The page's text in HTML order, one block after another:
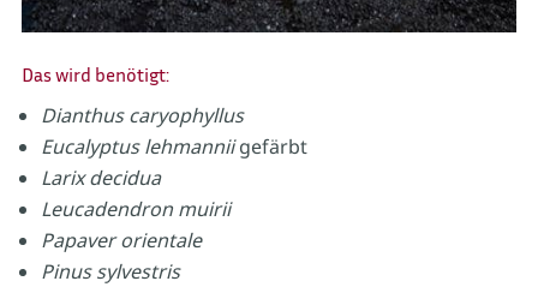
Das wird benötigt:
Dianthus caryophyllus
Eucalyptus lehmanniigefärbt
Larix decidua
Leucadendron muirii
Papaver orientale
Pinus sylvestris